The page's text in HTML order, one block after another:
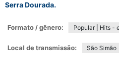
Serra Dourada.
Formato / gênero: Popular | Hits -
Local de transmissão: São Simão